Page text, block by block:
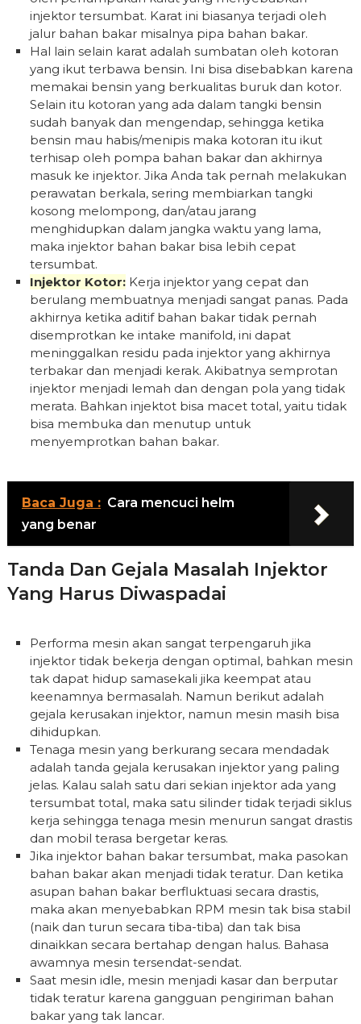
injektor tersumbat. Karat ini biasanya terjadi oleh
jalur bahan bakar misalnya pipa bahan bakar.
Hal lain selain karat adalah sumbatan oleh kotoran
yang ikut terbawa bensin. Ini bisa disebabkan karena
memakai bensin yang berkualitas buruk dan kotor.
Selain itu kotoran yang ada dalam tangki bensin
sudah banyak dan mengendap, sehingga ketika
bensin mau habis/menipis maka kotoran itu ikut
terhisap oleh pompa bahan bakar dan akhirnya
masuk ke injektor. Jika Anda tak pernah melakukan
perawatan berkala, sering membiarkan tangki
kosong melompong, dan/atau jarang
menghidupkan dalam jangka waktu yang lama,
maka injektor bahan bakar bisa lebih cepat
tersumbat.
Injektor Kotor: Kerja injektor yang cepat dan
berulang membuatnya menjadi sangat panas. Pada
akhirnya ketika aditif bahan bakar tidak pernah
disemprotkan ke intake manifold, ini dapat
meninggalkan residu pada injektor yang akhirnya
terbakar dan menjadi kerak. Akibatnya semprotan
injektor menjadi lemah dan dengan pola yang tidak
merata. Bahkan injektot bisa macet total, yaitu tidak
bisa membuka dan menutup untuk
menyemprotkan bahan bakar.
Baca Juga : Cara mencuci helm
yang benar
Tanda Dan Gejala Masalah Injektor
Yang Harus Diwaspadai
Performa mesin akan sangat terpengaruh jika
injektor tidak bekerja dengan optimal, bahkan mesin
tak dapat hidup samasekali jika keempat atau
keenamnya bermasalah. Namun berikut adalah
gejala kerusakan injektor, namun mesin masih bisa
dihidupkan.
Tenaga mesin yang berkurang secara mendadak
adalah tanda gejala kerusakan injektor yang paling
jelas. Kalau salah satu dari sekian injektor ada yang
tersumbat total, maka satu silinder tidak terjadi siklus
kerja sehingga tenaga mesin menurun sangat drastis
dan mobil terasa bergetar keras.
Jika injektor bahan bakar tersumbat, maka pasokan
bahan bakar akan menjadi tidak teratur. Dan ketika
asupan bahan bakar berfluktuasi secara drastis,
maka akan menyebabkan RPM mesin tak bisa stabil
(naik dan turun secara tiba-tiba) dan tak bisa
dinaikkan secara bertahap dengan halus. Bahasa
awamnya mesin tersendat-sendat.
Saat mesin idle, mesin menjadi kasar dan berputar
tidak teratur karena gangguan pengiriman bahan
bakar yang tak lancar.